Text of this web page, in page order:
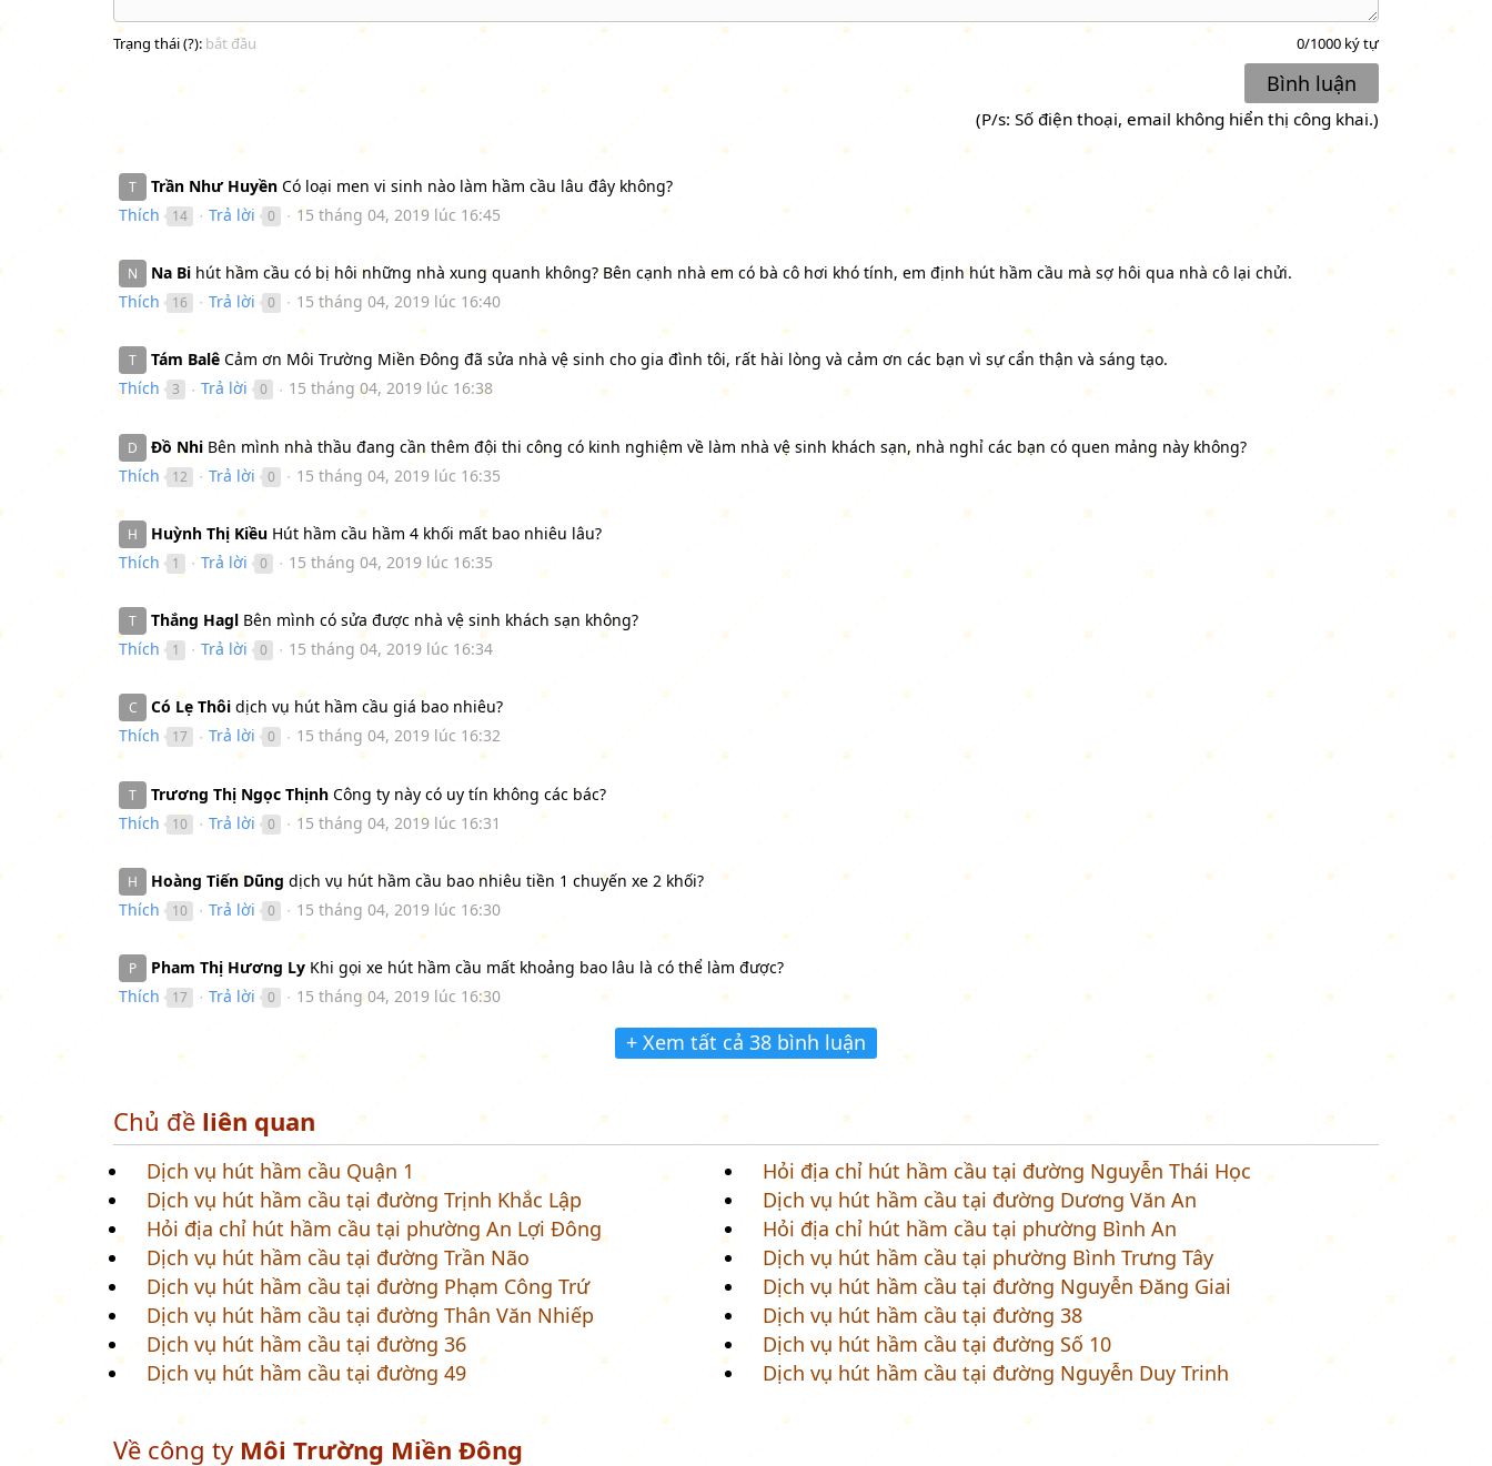
Trạng thái (?): bắt đầu 0/1000 ký tự
Bình luận
(P/s: Số điện thoại, email không hiển thị công khai.)
T Trần Như Huyền Có loại men vi sinh nào làm hầm cầu lâu đây không?
Thích
14 ● Trả lời 0 ● 15 tháng 04, 2019 lúc 16:45
N Na Bi hút hầm cầu có bị hôi những nhà xung quanh không? Bên cạnh nhà em có bà cô hơi khó tính, em định hút hầm cầu mà sợ hôi qua nhà cô lại chửi.
Thích
16 ● Trả lời 0 ● 15 tháng 04, 2019 lúc 16:40
T Tám Balê Cảm ơn Môi Trường Miền Đông đã sửa nhà vệ sinh cho gia đình tôi, rất hài lòng và cảm ơn các bạn vì sự cẩn thận và sáng tạo.
Thích
3 ● Trả lời 0 ● 15 tháng 04, 2019 lúc 16:38
D Đồ Nhi Bên mình nhà thầu đang cần thêm đội thi công có kinh nghiệm về làm nhà vệ sinh khách sạn, nhà nghỉ các bạn có quen mảng này không?
Thích
12 ● Trả lời 0 ● 15 tháng 04, 2019 lúc 16:35
H Huỳnh Thị Kiều Hút hầm cầu hầm 4 khối mất bao nhiêu lâu?
Thích
1 ● Trả lời 0 ● 15 tháng 04, 2019 lúc 16:35
T Thắng Hagl Bên mình có sửa được nhà vệ sinh khách sạn không?
Thích
1 ● Trả lời 0 ● 15 tháng 04, 2019 lúc 16:34
C Có Lẹ Thôi dịch vụ hút hầm cầu giá bao nhiêu?
Thích
17 ● Trả lời 0 ● 15 tháng 04, 2019 lúc 16:32
T Trương Thị Ngọc Thịnh Công ty này có uy tín không các bác?
Thích
10 ● Trả lời 0 ● 15 tháng 04, 2019 lúc 16:31
H Hoàng Tiến Dũng dịch vụ hút hầm cầu bao nhiêu tiền 1 chuyến xe 2 khối?
Thích
10 ● Trả lời 0 ● 15 tháng 04, 2019 lúc 16:30
P Pham Thị Hương Ly Khi gọi xe hút hầm cầu mất khoảng bao lâu là có thể làm được?
Thích
17 ● Trả lời 0 ● 15 tháng 04, 2019 lúc 16:30
+ Xem tất cả 38 bình luận
Chủ đề liên quan
Dịch vụ hút hầm cầu Quận 1
Hỏi địa chỉ hút hầm cầu tại đường Nguyễn Thái Học
Dịch vụ hút hầm cầu tại đường Trịnh Khắc Lập
Dịch vụ hút hầm cầu tại đường Dương Văn An
Hỏi địa chỉ hút hầm cầu tại phường An Lợi Đông
Hỏi địa chỉ hút hầm cầu tại phường Bình An
Dịch vụ hút hầm cầu tại đường Trần Não
Dịch vụ hút hầm cầu tại phường Bình Trưng Tây
Dịch vụ hút hầm cầu tại đường Phạm Công Trứ
Dịch vụ hút hầm cầu tại đường Nguyễn Đăng Giai
Dịch vụ hút hầm cầu tại đường Thân Văn Nhiếp
Dịch vụ hút hầm cầu tại đường 38
Dịch vụ hút hầm cầu tại đường 36
Dịch vụ hút hầm cầu tại đường Số 10
Dịch vụ hút hầm cầu tại đường 49
Dịch vụ hút hầm cầu tại đường Nguyễn Duy Trinh
Về công ty Môi Trường Miền Đông